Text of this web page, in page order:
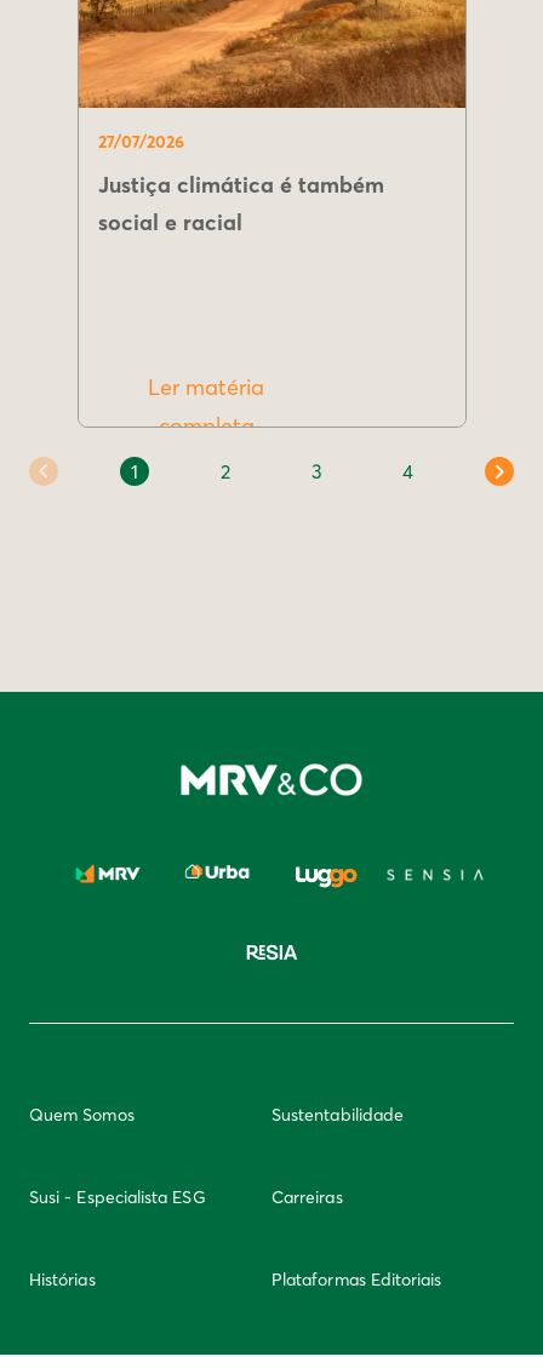
27/07/2026
Justiça climática é também
social e racial
Ler matéria
completa
1 2 3 4
Quem Somos Sustentabilidade
Susi - Especialista ESG Carreiras
Histórias Plataformas Editoriais
Newsletter Integridade